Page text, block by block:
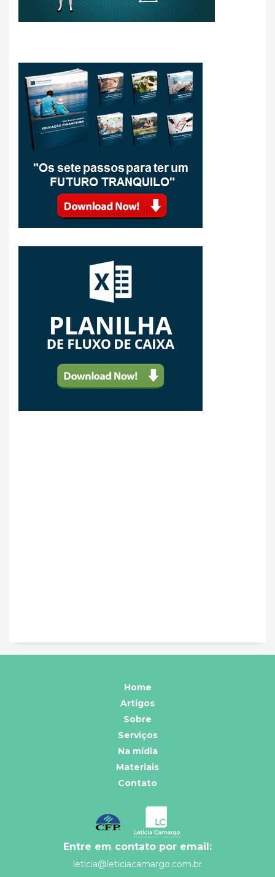
Home
Artigos
Sobre
Serviços
Na mídia
Materiais
Contato
Entre em contato por email:
leticia@leticiacamargo.com.br